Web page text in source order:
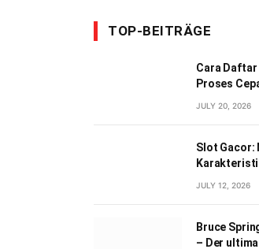
TOP-BEITRÄGE
Cara Daftar
Proses
JULY 20, 2026
Slot Gacor:
JULY 12, 2026
Bruce
– Der